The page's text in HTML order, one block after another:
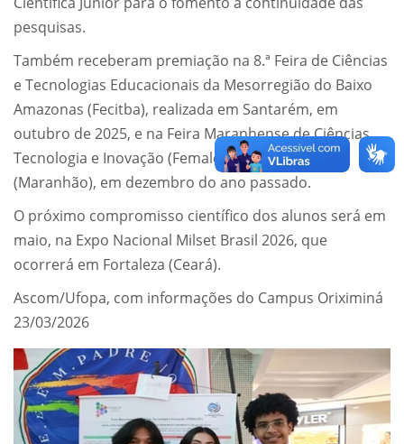
pesquisas.
Também receberam premiação na 8.ª Feira de Ciências
e Tecnologias Educacionais da Mesorregião do Baixo
Amazonas (Fecitba), realizada em Santarém, em
outubro de 2025, e na Feira Maranhense de Ciências,
Tecnologia e Inovação (Femalec), em Imperatriz
(Maranhão), em dezembro do ano passado.
O próximo compromisso científico dos alunos será em
maio, na Expo Nacional Milset Brasil 2026, que
ocorrerá em Fortaleza (Ceará).
Ascom/Ufopa, com informações do Campus Oriximiná
23/03/2026